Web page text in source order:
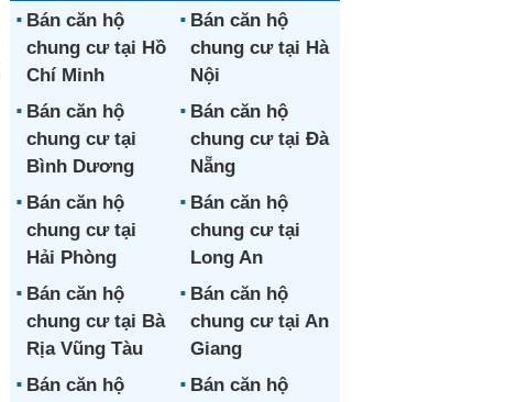
Bán căn hộ
chung cư tại Hồ
Chí Minh
Bán căn hộ
chung cư tại Hà
Nội
Bán căn hộ
chung cư tại
Bình Dương
Bán căn hộ
chung cư tại Đà
Nẵng
Bán căn hộ
chung cư tại
Hải Phòng
Bán căn hộ
chung cư tại
Long An
Bán căn hộ
chung cư tại Bà
Rịa Vũng Tàu
Bán căn hộ
chung cư tại An
Giang
Bán căn hộ
Bán căn hộ